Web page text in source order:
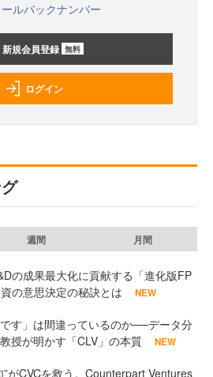
ールバックナンバー
新規会員登録 無料
ログイン
週間 月間
の成果最大化に貢献する「進化版FP
の意思決定の秘訣とは
NEW
す」は間違っているのか──データ分
授が明かす「CLV」の本質
NEW
がCVCを救う。Counterpart Ventures